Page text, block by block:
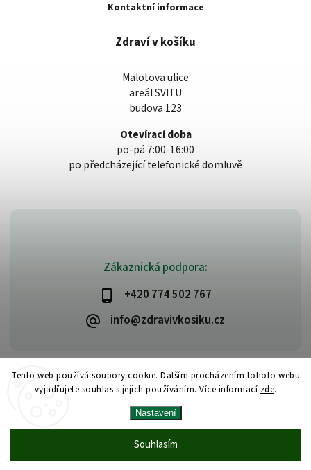
Tento web používá soubory cookie. Dalším procházením tohoto webu
vyjadřujete souhlas s jejich používáním. Více informací zde.
Nastavení
Souhlasím
Zákaznická podpora:
+420 774 502 767
info@zdravivkosiku.cz
Kontaktní informace
Zdraví v košíku
Malotova ulice
areál SVITU
budova 123
Otevírací doba
po-pá 7:00-16:00
po předcházející telefonické domluvě
www.zdravivkosiku.cz
Upravit nastavení cookies
VytvořilShoptet | Design